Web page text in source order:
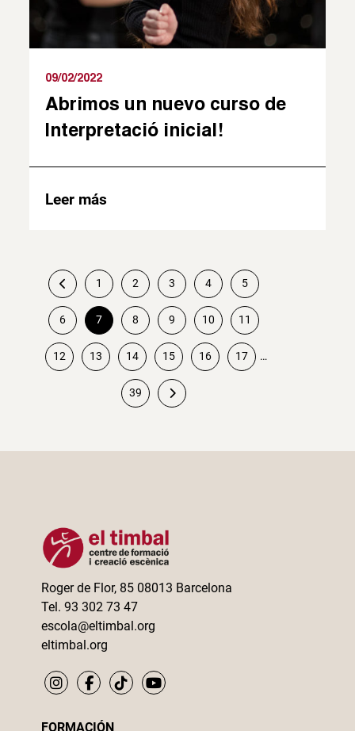
09/02/2022
Abrimos un nuevo curso de
Interpretació inicial!
Leer más
Paginación
1 2 3 4 5
6 7 8 9 10 11
12 13 14 15 16 17 …
39
Roger de Flor, 85 08013 Barcelona
Tel. 93 302 73 47
escola@eltimbal.org
eltimbal.org
FORMACIÓN